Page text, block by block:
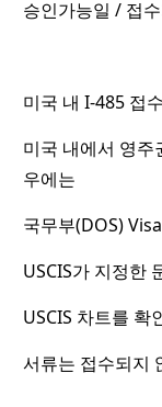
승인가능일 / 접
미국 내 I-485 접
미국 내에서 영
우에는
국무부(DOS)
USCIS가 지정한
USCIS 차트를 확
서류는 접수되지